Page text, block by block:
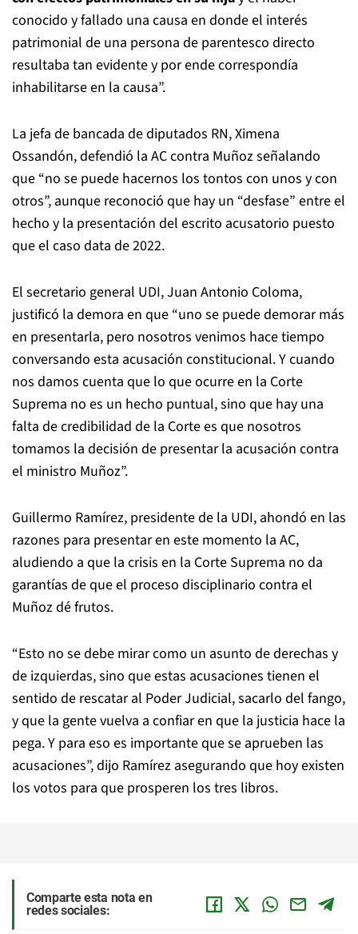
conocido y fallado una causa en donde el interés
patrimonial de una persona de parentesco directo
resultaba tan evidente y por ende correspondía
inhabilitarse en la causa”.
La jefa de bancada de diputados RN, Ximena
Ossandón, defendió la AC contra Muñoz señalando
que “no se puede hacernos los tontos con unos y con
otros”, aunque reconoció que hay un “desfase” entre el
hecho y la presentación del escrito acusatorio puesto
que el caso data de 2022.
El secretario general UDI, Juan Antonio Coloma,
justificó la demora en que “uno se puede demorar más
en presentarla, pero nosotros venimos hace tiempo
conversando esta acusación constitucional. Y cuando
nos damos cuenta que lo que ocurre en la Corte
Suprema no es un hecho puntual, sino que hay una
falta de credibilidad de la Corte es que nosotros
tomamos la decisión de presentar la acusación contra
el ministro Muñoz”.
Guillermo Ramírez, presidente de la UDI, ahondó en las
razones para presentar en este momento la AC,
aludiendo a que la crisis en la Corte Suprema no da
garantías de que el proceso disciplinario contra el
Muñoz dé frutos.
“Esto no se debe mirar como un asunto de derechas y
de izquierdas, sino que estas acusaciones tienen el
sentido de rescatar al Poder Judicial, sacarlo del fango,
y que la gente vuelva a confiar en que la justicia hace la
pega. Y para eso es importante que se aprueben las
acusaciones”, dijo Ramírez asegurando que hoy existen
los votos para que prosperen los tres libros.
Comparte esta nota en
redes sociales: